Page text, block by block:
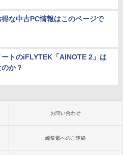
な中古PC情報はこのページで
トのiFLYTEK「AINOTE 2」は
か？
お問い合わせ
編集部へのご連絡